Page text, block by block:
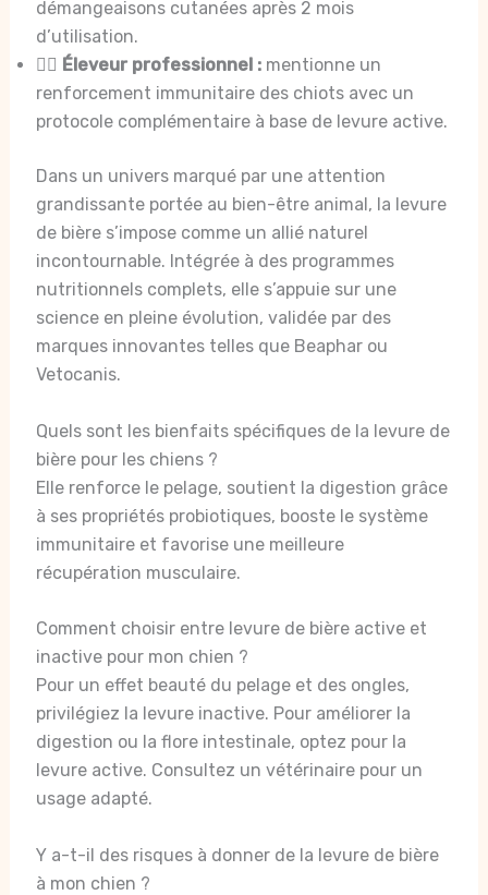
démangeaisons cutanées après 2 mois
d’utilisation.
🐕‍🦺 Éleveur professionnel :mentionne un
renforcement immunitaire des chiots avec un
protocole complémentaire à base de levure active.
Dans un univers marqué par une attention
grandissante portée au bien-être animal, la levure
de bière s’impose comme un allié naturel
incontournable. Intégrée à des programmes
nutritionnels complets, elle s’appuie sur une
science en pleine évolution, validée par des
marques innovantes telles que Beaphar ou
Vetocanis.
Quels sont les bienfaits spécifiques de la levure de
bière pour les chiens ?
Elle renforce le pelage, soutient la digestion grâce
à ses propriétés probiotiques, booste le système
immunitaire et favorise une meilleure
récupération musculaire.
Comment choisir entre levure de bière active et
inactive pour mon chien ?
Pour un effet beauté du pelage et des ongles,
privilégiez la levure inactive. Pour améliorer la
digestion ou la flore intestinale, optez pour la
levure active. Consultez un vétérinaire pour un
usage adapté.
Y a-t-il des risques à donner de la levure de bière
à mon chien ?